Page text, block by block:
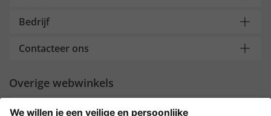
Bedrijf
Contacteer ons
Overige webwinkels
Nederland